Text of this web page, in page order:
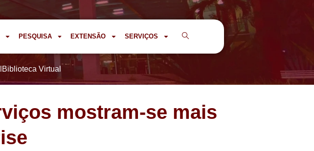
PESQUISA EXTENSÃO SERVIÇOS
Biblioteca Virtual
mostram-se mais